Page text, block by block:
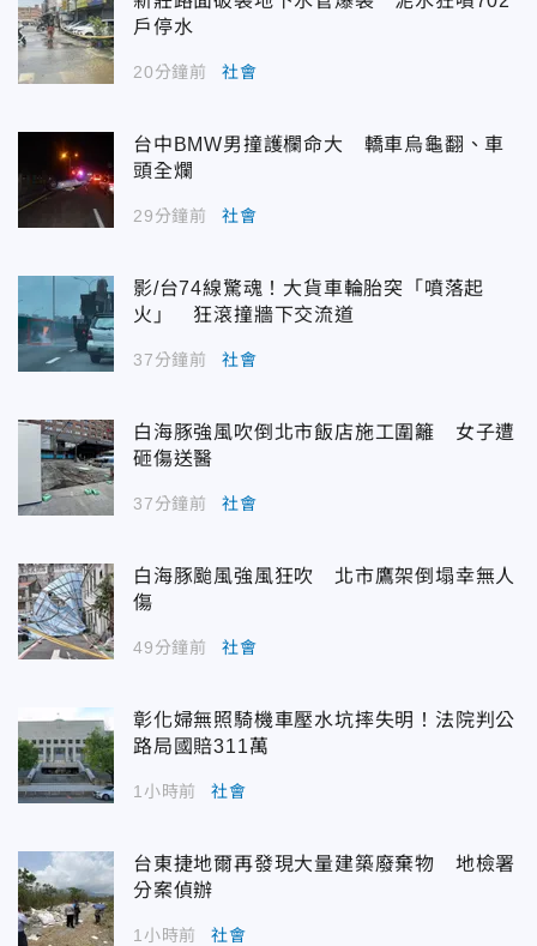
戶停水
20分鐘前 社會
台中BMW男撞護欄命大 轎車烏龜翻、車
頭全爛
29分鐘前 社會
影/台74線驚魂！大貨車輪胎突「噴落起
火」 狂滾撞牆下交流道
37分鐘前 社會
白海豚強風吹倒北市飯店施工圍籬 女子遭
砸傷送醫
37分鐘前 社會
白海豚颱風強風狂吹 北市鷹架倒塌幸無人
傷
49分鐘前 社會
彰化婦無照騎機車壓水坑摔失明！法院判公
路局國賠311萬
1小時前 社會
台東捷地爾再發現大量建築廢棄物 地檢署
分案偵辦
1小時前 社會